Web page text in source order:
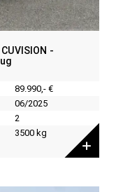
-
89.990,- €
06/2025
2
3500 kg